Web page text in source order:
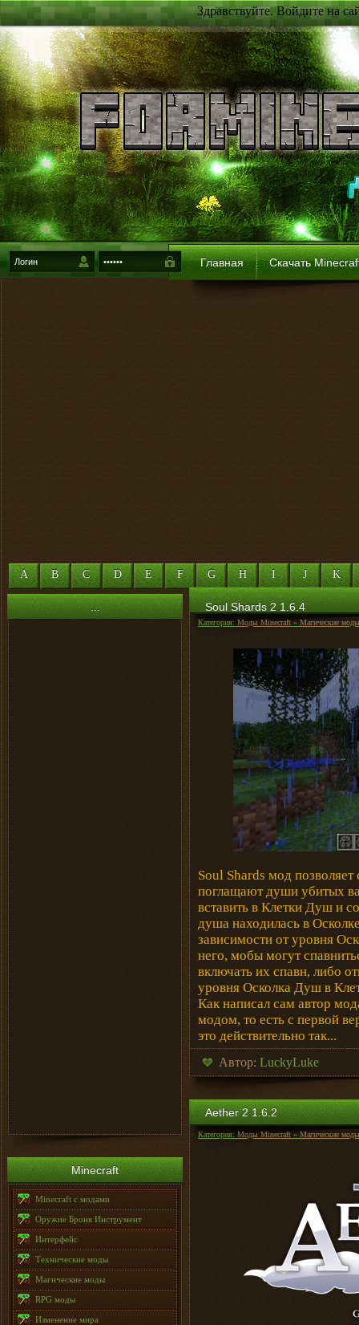
Здравствуйте. Войдите на
Главная Скачать
A B C D E F G H I J K
...
Minecraft
Minecraft с модами
Оружие Броня Инструмент
Интерфейс
Технические моды
Магические моды
RPG моды
Изменение мира
Soul Shards 2 1.6.4
Категория: Моды Minecraft » Магические моды
Soul Shards мод
поглащают души убитых
вставить в Клетки Душ и
душа находилась в
зависимости от уровня
него, мобы могут
включать их спавн, либо
уровня Осколка Душ в
Как написал сам автор
модом, то есть с первой
это действительно так...
Автор: LuckyLuke
Aether 2 1.6.2
Категория: Моды Minecraft » Магические моды